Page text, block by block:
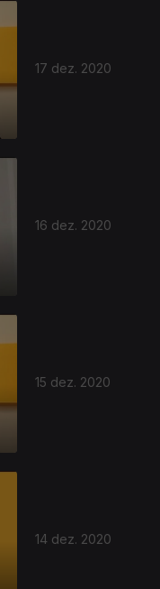
17 dez. 2020
16 dez. 2020
15 dez. 2020
14 dez. 2020